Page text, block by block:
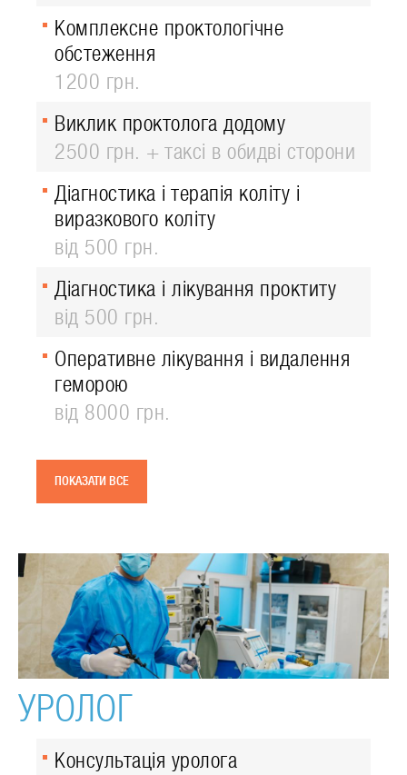
Комплексне проктологічне
обстеження
1200 грн.
Виклик проктолога додому
2500 грн. + таксі в обидві сторони
Діагностика і терапія коліту і
виразкового коліту
від 500 грн.
Діагностика і лікування проктиту
від 500 грн.
Оперативне лікування і видалення
геморою
від 8000 грн.
ПОКАЗАТИ ВСЕ
УРОЛОГ
Консультація уролога